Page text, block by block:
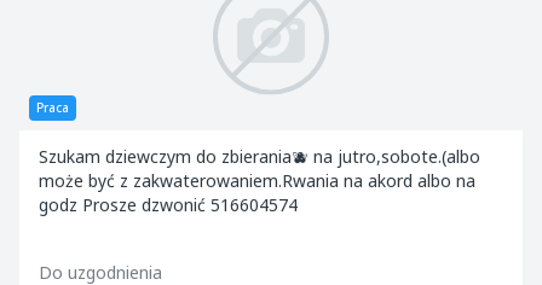
Praca
Szukam dziewczym do zbierania🫐 na jutro,sobote.(albo
może być z zakwaterowaniem.Rwania na akord albo na
godz Prosze dzwonić 516604574
Do uzgodnienia